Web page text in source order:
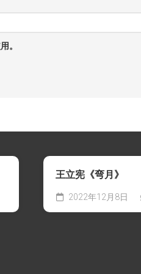
。
王立宪《弯月》
2022年12月8日